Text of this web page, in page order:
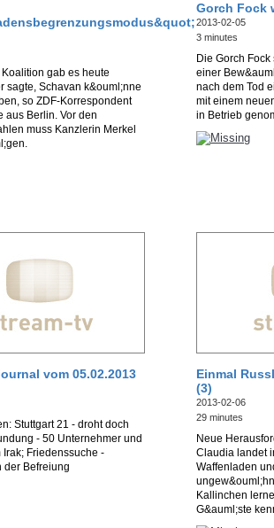
Koalition gab es heute
sagte, Schavan k&ouml;nne
so ZDF-Korrespondent
aus Berlin. Vor den
muss Kanzlerin Merkel
Gorch Fock
2013-02-05
3 minutes
Die Gorch
einer
nach dem Tod
mit einem
in Betrieb
vom 05.02.2013
Stuttgart 21 - droht doch
- 50 Unternehmer und
Friedenssuche -
der Befreiung
Einmal
(3)
2013-02-06
29 minutes
Neue
Claudia landet
Waffenladen
Kallinchen
G&auml;ste